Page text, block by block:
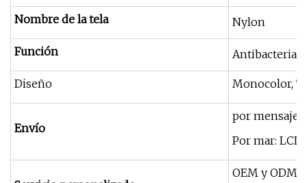
Nombre de la tela Nylon
Función
Diseño Monocolor,
Envío
por
Por mar:
OEM y ODM